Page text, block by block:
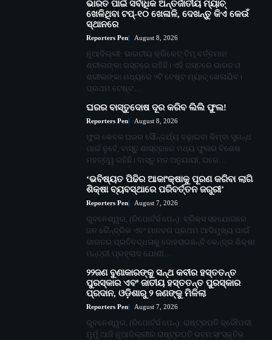
ଭାରତ ପାଇଁ ସର୍ବାଧିକ ଅନ୍ତର୍ଜାତୀୟ ମ୍ୟାଚ୍
ଖେଳିଥିବା ଟପ୍-୧୦ ଖେଳାଳି, ଦେଖନ୍ତୁ କିଏ କେଉଁ
ସ୍ଥାନରେ
Reporters Pen August 8, 2026
ନୂଆଦିଲ୍ଲୀ: ଭାରତୀୟ କ୍ରିକେଟ୍ ଟିମ୍ ବର୍ତ୍ତମାନ
ଶ୍ରୀଲଙ୍କା ଗସ୍ତରେ ରହିଛି। ଏହି ଗସ୍ତରେ ଭାରତ ଓ
ଶ୍ରୀଲଙ୍କା ମଧ୍ୟରେ ୨ଟି ଟେଷ୍ଟ ମ୍ୟାଚ୍ ଖେଳାଯିବ।
ପ୍ରଥମ ଟେଷ୍ଟ…
ଘରର ବାସ୍ତୁଦୋଷ ଦୂର କରିବ ଲିଲି ଫୁଲ!
Reporters Pen August 8, 2026
ଫୁଲ କେବଳ ଘରର ସୌନ୍ଦର୍ଯ୍ୟ ବଢ଼ାଇବା କିମ୍ବା ସୁଗନ୍ଧ
ପାଇଁ ନୁହେଁ, ବାସ୍ତୁ ଶାସ୍ତ୍ରରେ ମଧ୍ୟ ଫୁଲର ବିଶେଷ
ମହତ୍ତ୍ୱ ରହିଛି। ବାସ୍ତୁ ମତ ଅନୁଯାୟୀ, ଘରେ…
‘ଭବିଷ୍ୟତ ପିଢିର ଆକାଂକ୍ଷାକୁ ପୂରଣ କରିବା ଲାଗି
ଶିକ୍ଷା ବ୍ୟବସ୍ଥାରେ ପରିବର୍ତ୍ତନ ଜରୁରୀ’
Reporters Pen August 7, 2026
ଭୁବନେଶ୍ୱର, (ରିପୋର୍ଟର୍ସ ପେନ୍‌): ବ୍ରିକ୍ସ ସହଯୋଗରେ
ଜନ କୈନ୍ଦ୍ରିକ ଏବଂ ମାନବତା ପ୍ରଥମ ଆଭିମୁଖ୍ୟ ପାଇଁ
ଭାରତର ପ୍ରତିବଦ୍ଧତାକୁ ଦୋହରାଇଛନ୍ତି କେନ୍ଦ୍ର ଶିକ୍ଷା
ମନ୍ତ୍ରୀ ପ୍ରହ୍ଲାଦ ଯୋଶୀ…
୨୨ଜଣ ବୁଣାକାରଙ୍କୁ ସନ୍ଥ କବୀର ହସ୍ତତନ୍ତ
ପୁରସ୍କାର ଏବଂ ଜାତୀୟ ହସ୍ତତନ୍ତ ପୁରସ୍କାର
ପ୍ରଦାନ, ଓଡ଼ିଶାରୁ ୨ ଜଣଙ୍କୁ ମିଳିଲା
Reporters Pen August 7, 2026
ଭୁବନେଶ୍ୱର, (ରିପୋର୍ଟର୍ସ ପେନ୍‌): ରାଷ୍ଟ୍ରପତି ଦ୍ରୌପଦୀ
ମୁର୍ମୁ ଆଜି ନୂଆଦିଲ୍ଲୀର ରାଷ୍ଟ୍ରପତି ଭବନ ସାଂସ୍କୃତିକ